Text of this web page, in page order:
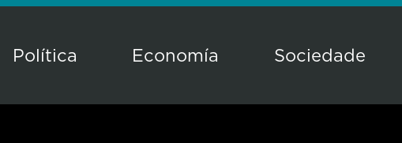
Política Economía Sociedade